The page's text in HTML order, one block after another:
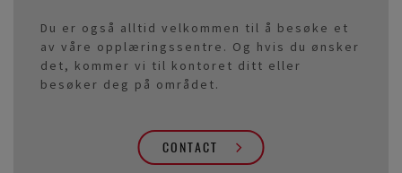
Du er også alltid velkommen til å besøke et
av våre opplæringssentre. Og hvis du ønsker
det, kommer vi til kontoret ditt eller
besøker deg på området.
CONTACT